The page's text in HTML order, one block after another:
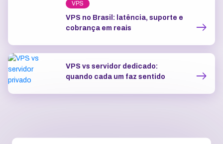
VPS
VPS no Brasil: latência, suporte e
cobrança em reais
VPS vs servidor dedicado:
quando cada um faz sentido